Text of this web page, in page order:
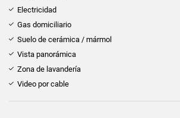
Electricidad
Gas domiciliario
Suelo de cerámica / mármol
Vista panorámica
Zona de lavandería
Video por cable